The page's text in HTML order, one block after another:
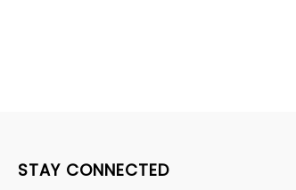
STAY CONNECTED